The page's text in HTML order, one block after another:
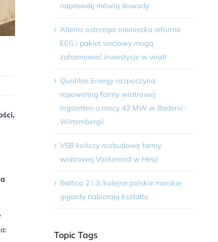
naprawdę mówią dowody
Alterric ostrzega: niemiecka reforma
EEG i pakiet sieciowy mogą
zahamować inwestycje w wiatr
Qualitas Energy rozpoczyna
repowering farmy wiatrowej
Ingstetten o mocy 42 MW w Badenii-
Wirtembergii
VSB kończy rozbudowę farmy
wiatrowej Vockenrod w Hesji
Baltica 2 i 3: kolejne polskie morskie
giganty nabierają kształtu
Topic Tags